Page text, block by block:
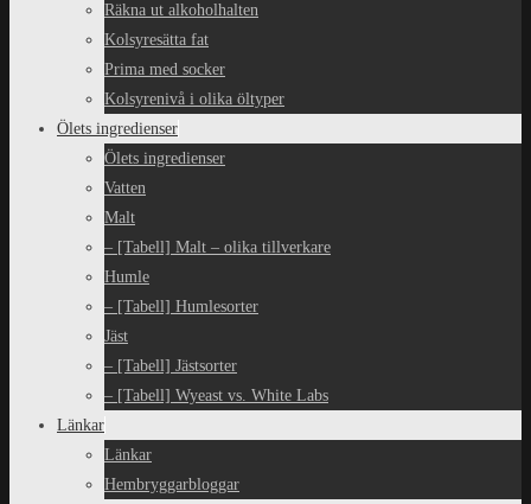
Räkna ut alkoholhalten
Kolsyresätta fat
Prima med socker
Kolsyrenivå i olika öltyper
Ölets ingredienser
Ölets ingredienser
Vatten
Malt
– [Tabell] Malt – olika tillverkare
Humle
– [Tabell] Humlesorter
Jäst
– [Tabell] Jästsorter
– [Tabell] Wyeast vs. White Labs
Länkar
Länkar
Hembryggarbloggar